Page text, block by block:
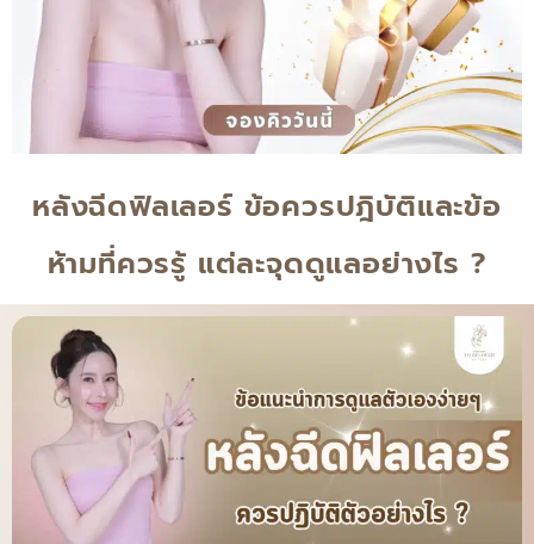
หลังฉีดฟิลเลอร์ ข้อควรปฎิบัติและข้อ
ห้ามที่ควรรู้ แต่ละจุดดูแลอย่างไร ?